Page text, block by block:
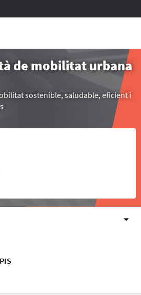
de mobilitat urbana
sostenible, saludable, eficient i